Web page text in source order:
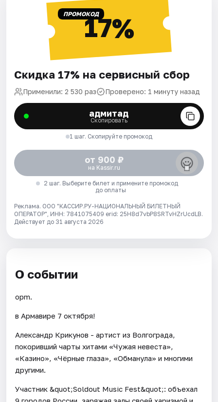
ПРОМОКОД17%
Скидка 17% на сервисный сбор
Применили: 2 530 раз Проверено: 1 минуту назад
адмитад
Скопировать
1 шаг. Скопируйте промокод
от 900 ₽
на Kassir.ru
2 шаг. Выберите билет и примените промокод
до оплаты
Реклама. ООО "КАССИР.РУ-НАЦИОНАЛЬНЫЙ БИЛЕТНЫЙ
ОПЕРАТОР", ИНН: 7841075409 erid: 25H8d7vbP8SRTvHZrUcdLB.
Действует до 31 августа 2026
О событии
opm.
в Армавире 7 октября!
Александр Крикунов - артист из Волгограда,
покоривший чарты хитами «Чужая невеста»,
«Казино», «Чёрные глаза», «Обманула» и многими
другими.
Участник &quot;Soldout Music Fest&quot;: объехал